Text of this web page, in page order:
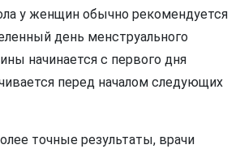
у женщин обычно рекомендуется
день менструального
начинается с первого дня
перед началом следующих
точные результаты, врачи